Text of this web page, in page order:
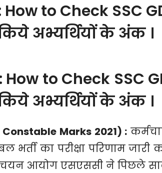
to Check SSC
अभ्यर्थियों के अंक ।
to Check SSC
अभ्यर्थियों के अंक ।
Marks 2021) :
का परीक्षा परिणाम जारी
चयन आयोग एसएससी ने पिछले